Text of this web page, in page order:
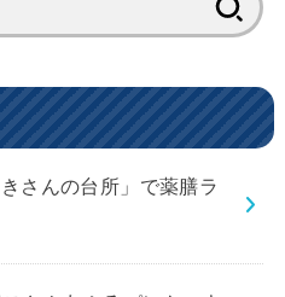
索:
さんの台所」で薬膳ラ